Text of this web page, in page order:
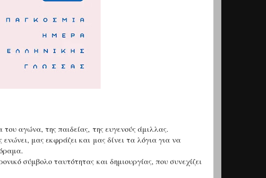
αγώνα, της παιδείας, της ευγενούς άμιλλας.
μας εκφράζει και μας δίνει τα λόγια για να
σύμβολο ταυτότητας και δημιουργίας, που συνεχίζει